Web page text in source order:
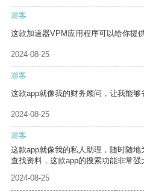
游客
这款加速器VPM应用程序可以给你提
2024-08-25
游客
这款app就像我的财务顾问，让我能够
2024-08-25
游客
这款app就像我的私人助理，随时随
查找资料，这款app的搜索功能非常强
2024-08-25